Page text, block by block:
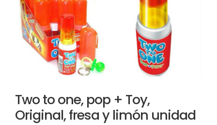
Two to one, pop + Toy,
Original, fresa y limón unidad